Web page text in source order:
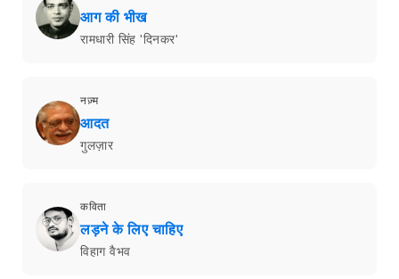
आग की भीख
रामधारी सिंह 'दिनकर'
नज़्म
आदत
गुलज़ार
कविता
लड़ने के लिए चाहिए
विहाग वैभव